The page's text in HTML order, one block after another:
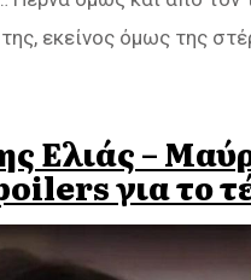
εκείνος όμως της
Ελιάς –
για το